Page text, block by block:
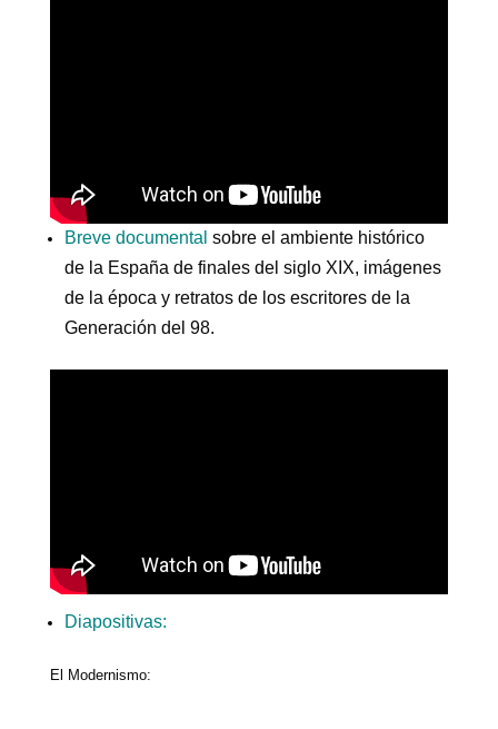
Breve documental sobre el ambiente histórico
de la España de finales del siglo XIX, imágenes
de la época y retratos de los escritores de la
Generación del 98.
Diapositivas:
El Modernismo: